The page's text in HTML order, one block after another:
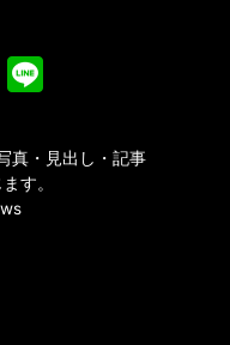
真・見出し・記事
す。